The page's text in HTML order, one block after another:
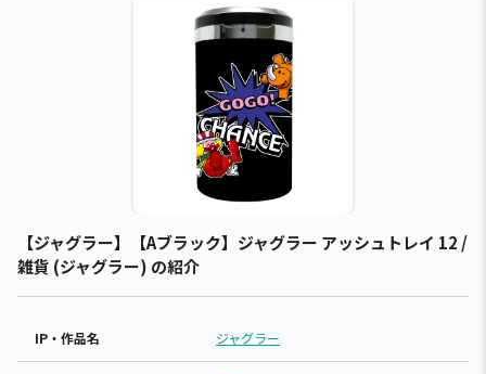
【ジャグラー】【Aブラック】ジャグラー アッシュトレイ 12 /
雑貨 (ジャグラー) の紹介
IP・作品名 ジャグラー